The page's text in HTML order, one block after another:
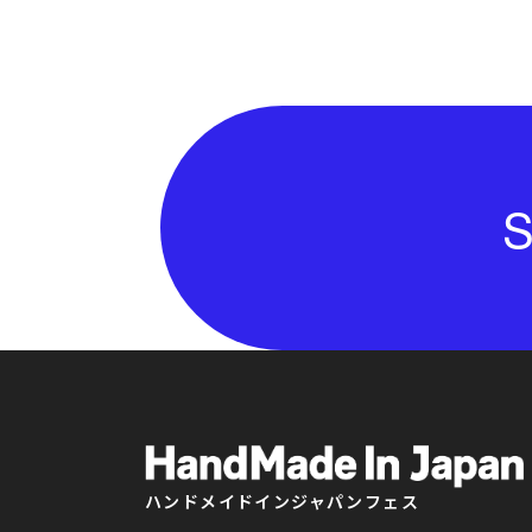
ハンドメイドインジャパンフェス